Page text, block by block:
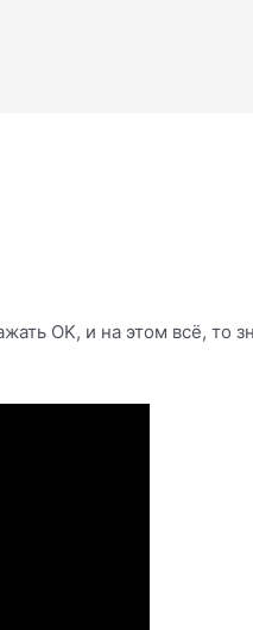
OK, и на этом всё, то